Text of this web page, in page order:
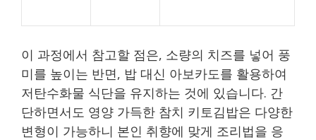
이 과정에서 참고할 점은, 소량의 치즈를 넣어 풍
미를 높이는 반면, 밥 대신 아보카도를 활용하여
저탄수화물 식단을 유지하는 것에 있습니다. 간
단하면서도 영양 가득한 참치 키토김밥은 다양한
변형이 가능하니 본인 취향에 맞게 조리법을 응